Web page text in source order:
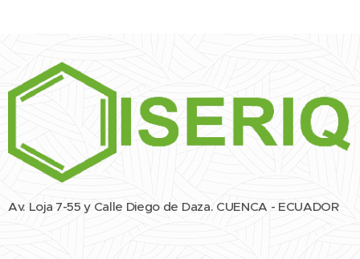
Av. Loja 7-55 y Calle Diego de Daza. CUENCA - ECUADOR